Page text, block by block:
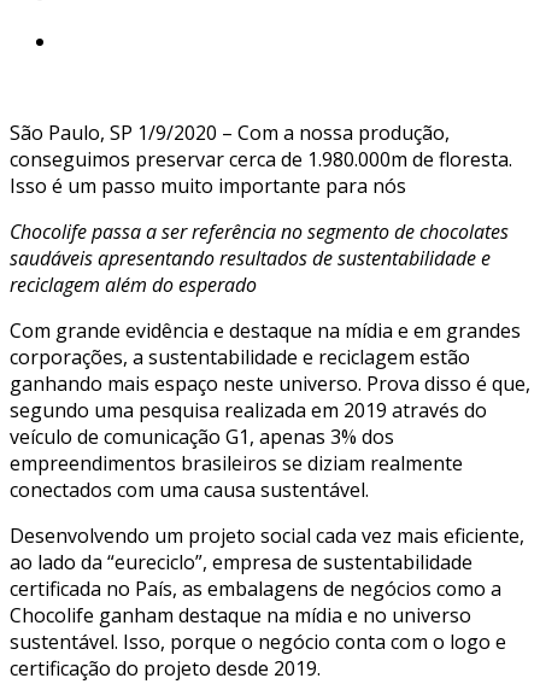
São Paulo, SP 1/9/2020 – Com a nossa produção,
conseguimos preservar cerca de 1.980.000m de floresta.
Isso é um passo muito importante para nós
Chocolife passa a ser referência no segmento de chocolates
saudáveis apresentando resultados de sustentabilidade e
reciclagem além do esperado
Com grande evidência e destaque na mídia e em grandes
corporações, a sustentabilidade e reciclagem estão
ganhando mais espaço neste universo. Prova disso é que,
segundo uma pesquisa realizada em 2019 através do
veículo de comunicação G1, apenas 3% dos
empreendimentos brasileiros se diziam realmente
conectados com uma causa sustentável.
Desenvolvendo um projeto social cada vez mais eficiente,
ao lado da “eureciclo”, empresa de sustentabilidade
certificada no País, as embalagens de negócios como a
Chocolife ganham destaque na mídia e no universo
sustentável. Isso, porque o negócio conta com o logo e
certificação do projeto desde 2019.